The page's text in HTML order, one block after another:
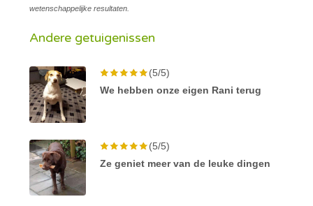
wetenschappelijke resultaten.
Andere getuigenissen
(5/5)
We hebben onze eigen Rani terug
(5/5)
Ze geniet meer van de leuke dingen